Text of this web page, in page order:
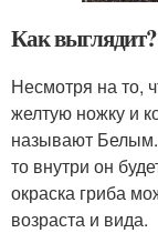
Как
Несмотря на то,
желтую ножку и
называют Белым.
то внутри он
окраска гриба
возраста и вида.